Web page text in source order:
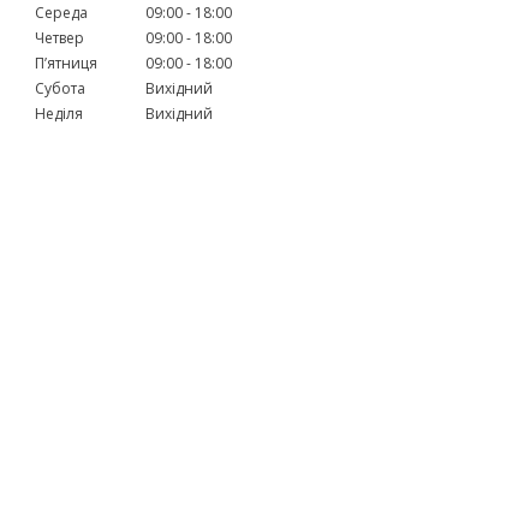
Середа
09:00
18:00
Четвер
09:00
18:00
Пʼятниця
09:00
18:00
Субота
Вихідний
Неділя
Вихідний